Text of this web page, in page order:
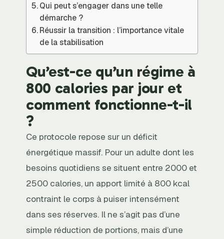
Qui peut s’engager dans une telle
démarche ?
Réussir la transition : l’importance vitale
de la stabilisation
Qu’est-ce qu’un régime à
800 calories par jour et
comment fonctionne-t-il
?
Ce protocole repose sur un déficit
énergétique massif. Pour un adulte dont les
besoins quotidiens se situent entre 2000 et
2500 calories, un apport limité à 800 kcal
contraint le corps à puiser intensément
dans ses réserves. Il ne s’agit pas d’une
simple réduction de portions, mais d’une